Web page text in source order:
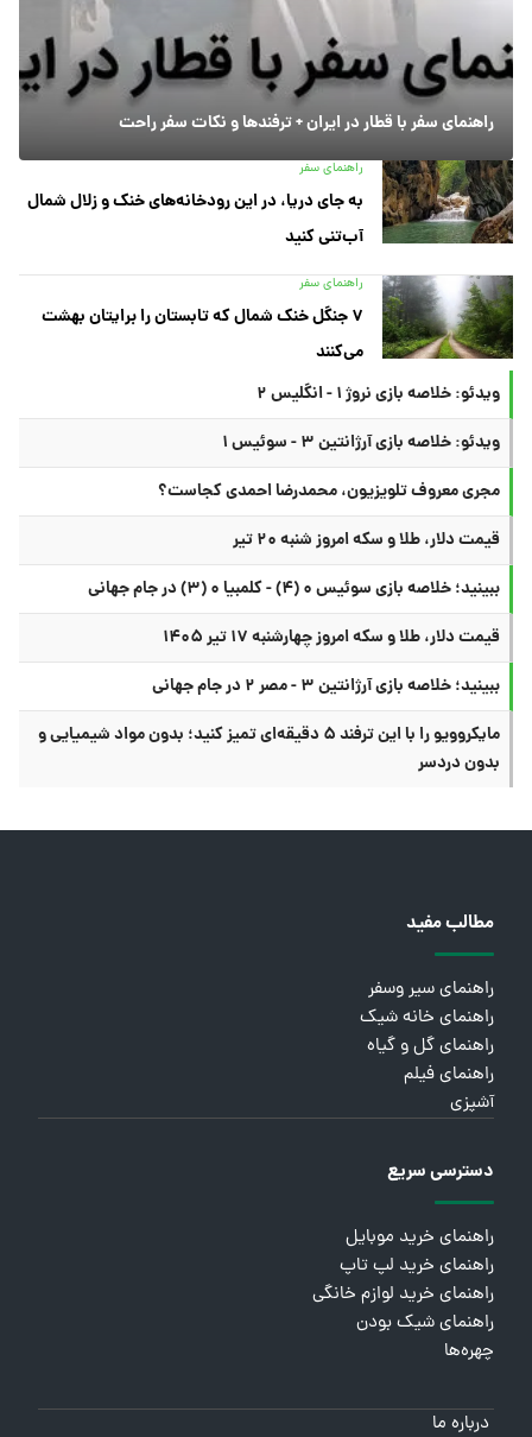
راهنمای سفر با قطار در ایران + ترفندها و نکات سفر راحت
راهنمای سفر
به جای دریا، در این رودخانه‌های خنک و زلال شمال
آب‌تنی کنید
راهنمای سفر
۷ جنگل خنک شمال که تابستان را برایتان بهشت
می‌کنند
ویدئو: خلاصه بازی نروژ ۱ - انگلیس ۲
ویدئو: خلاصه بازی آرژانتین ۳ - سوئیس ۱
مجری معروف تلویزیون، محمدرضا احمدی کجاست؟
قیمت دلار، طلا و سکه امروز شنبه ۲۰ تیر
ببینید؛ خلاصه بازی سوئیس ۰ (۴) - کلمبیا ۰ (۳) در جام جهانی
قیمت دلار، طلا و سکه امروز چهارشنبه ۱۷ تیر ۱۴۰۵
ببینید؛ خلاصه بازی آرژانتین ۳ - مصر ۲ در جام جهانی
مایکروویو را با این ترفند ۵ دقیقه‌ای تمیز کنید؛ بدون مواد شیمیایی و
بدون دردسر
مطالب مفید
راهنمای سیر وسفر
راهنمای خانه شیک
راهنمای گل و گیاه
راهنمای فیلم
آشپزی
دسترسی سریع
راهنمای خرید موبایل
راهنمای خرید لپ تاپ
راهنمای خرید لوازم خانگی
راهنمای شیک بودن
چهره‌ها
درباره ما